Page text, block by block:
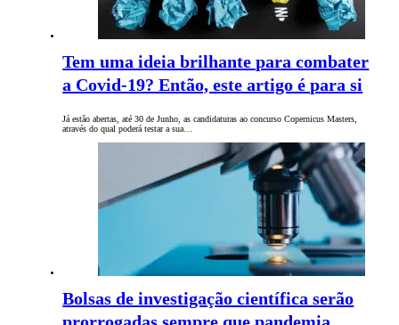
Tem uma ideia brilhante para combater
a Covid-19? Então, este artigo é para si
Já estão abertas, até 30 de Junho, as candidaturas ao concurso Copernicus Masters,
através do qual poderá testar a sua…
Bolsas de investigação científica serão